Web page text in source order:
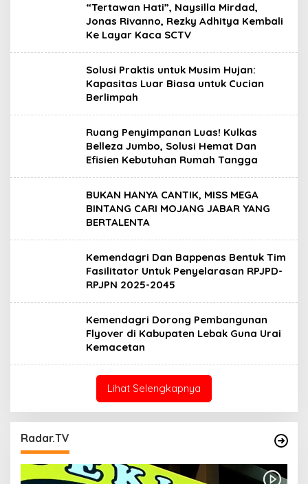
“Tertawan Hati”, Naysilla Mirdad,
Jonas Rivanno, Rezky Adhitya Kembali
Ke Layar Kaca SCTV
Solusi Praktis untuk Musim Hujan:
Kapasitas Luar Biasa untuk Cucian
Berlimpah
Ruang Penyimpanan Luas! Kulkas
Belleza Jumbo, Solusi Hemat Dan
Efisien Kebutuhan Rumah Tangga
BUKAN HANYA CANTIK, MISS MEGA
BINTANG CARI MOJANG JABAR YANG
BERTALENTA
Kemendagri Dan Bappenas Bentuk Tim
Fasilitator Untuk Penyelarasan RPJPD-
RPJPN 2025-2045
Kemendagri Dorong Pembangunan
Flyover di Kabupaten Lebak Guna Urai
Kemacetan
Lihat Selengkapnya
Radar.TV